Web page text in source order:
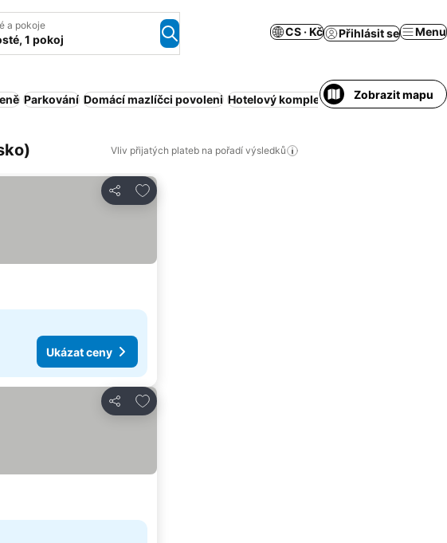
a pokoje
1 pokoj
CS · Kč Přihlásit se Menu
Parkování Domácí mazlíčci povoleni Hotelový komplex Bazén Polopenze
Zobrazit mapu
Vliv přijatých plateb na pořadí výsledků
Sdílet
Přidat na seznam oblíbených hotelů
Ukázat ceny
Sdílet
Přidat na seznam oblíbených hotelů